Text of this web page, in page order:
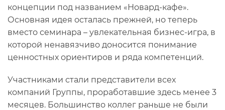
концепции под названием «Новард-кафе».
Основная идея осталась прежней, но теперь
вместо семинара – увлекательная бизнес-игра, в
которой ненавязчиво доносится понимание
ценностных ориентиров и ряда компетенций.
Участниками стали представители всех
компаний Группы, проработавшие здесь менее 3
месяцев. Большинство коллег раньше не были